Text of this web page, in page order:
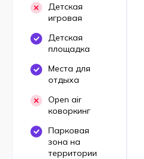
Детская
игровая
Детская
площадка
Места для
отдыха
Open air
коворкинг
Парковая
зона на
территории